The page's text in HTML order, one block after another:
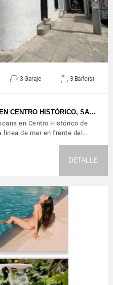
3 Garaje 3 Baño(s)
CENTRO HISTÓRICO, SA…
en Centro Histórico de
linea de mar en frente del…
DETALLE